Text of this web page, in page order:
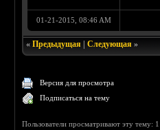
01-21-2015, 08:46 AM
«Предыдущая |Следующая »
Версия для просмотра
Подписаться на тему
Пользователи просматривают эту тему: